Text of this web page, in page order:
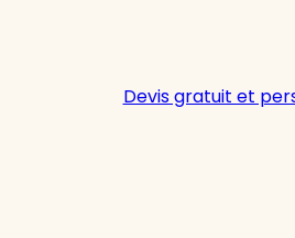
Devis gratuit et